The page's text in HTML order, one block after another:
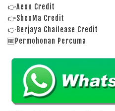
👉Aeon Credit
👉ShenMa Credit
👉Berjaya Chailease Credit
🆓Permohonan Percuma